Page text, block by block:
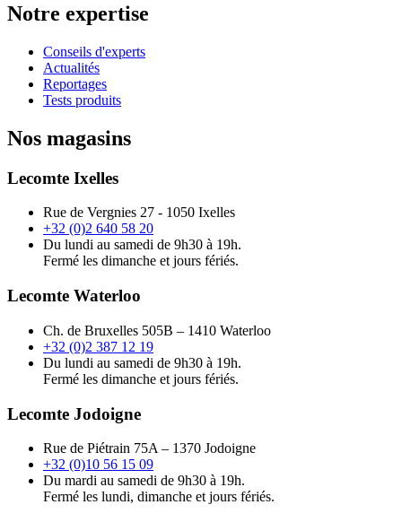
Notre expertise
Conseils d'experts
Actualités
Reportages
Tests produits
Nos magasins
Lecomte Ixelles
Rue de Vergnies 27 - 1050 Ixelles
+32 (0)2 640 58 20
Du lundi au samedi de 9h30 à 19h.
Fermé les dimanche et jours fériés.
Lecomte Waterloo
Ch. de Bruxelles 505B – 1410 Waterloo
+32 (0)2 387 12 19
Du lundi au samedi de 9h30 à 19h.
Fermé les dimanche et jours fériés.
Lecomte Jodoigne
Rue de Piétrain 75A – 1370 Jodoigne
+32 (0)10 56 15 09
Du mardi au samedi de 9h30 à 19h.
Fermé les lundi, dimanche et jours fériés.